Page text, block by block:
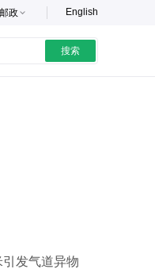
English
政
搜索
发气道异物